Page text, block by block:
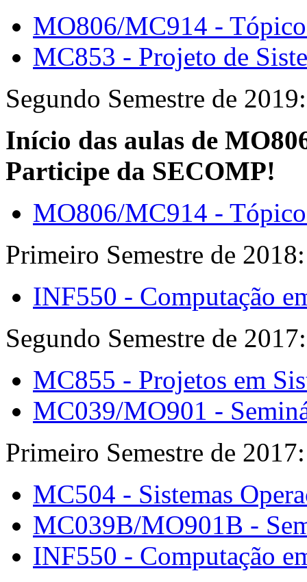
MO806/MC914 -
MC853 - Projeto de
Segundo Semestre de 2019:
Início das aulas de
Participe da SECOMP!
MO806/MC914 -
Primeiro Semestre de 2018:
INF550 - Computação
Segundo Semestre de 2017:
MC855 - Projetos em
MC039/MO901 -
Primeiro Semestre de 2017:
MC504 - Sistemas
MC039B/MO901B -
INF550 - Computação